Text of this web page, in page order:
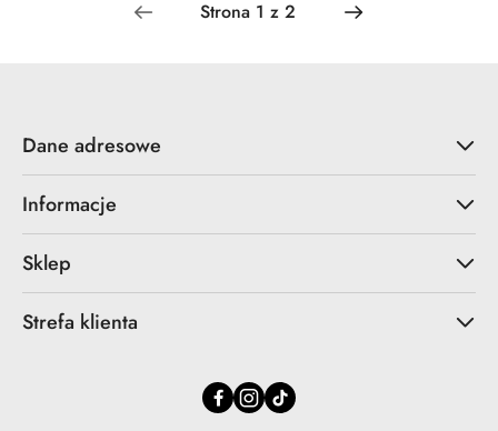
Dane adresowe
Informacje
Sklep
Strefa klienta